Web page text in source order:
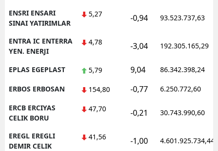
ENSRI ENSARI
SINAI YATIRIMLAR
5,27 -0,94 93.523.737,63
ENTRA IC ENTERRA
YEN. ENERJI
4,78 -3,04 192.305.165,29
EPLAS EGEPLAST 5,79 9,04 86.342.398,24
ERBOS ERBOSAN 154,80 -0,77 6.250.772,60
ERCB ERCIYAS
CELIK BORU
47,70 -0,21 30.743.990,60
EREGL EREGLI
DEMIR CELIK
41,56 -1,00 4.601.925.734,44